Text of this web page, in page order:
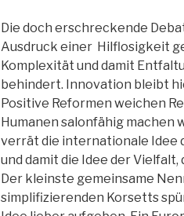
Die doch erschreckende
Ausdruck einer Hilflosigkeit
Komplexität und damit
behindert. Innovation bleibt
Positive Reformen weichen
Humanen salonfähig machen
verrät die internationale
und damit die Idee der
Der kleinste gemeinsame
simplifizierenden Korsetts